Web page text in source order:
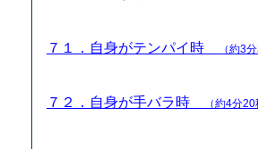
７１．自身がテンパイ時 （約3
７２．自身が手バラ時 （約4分20